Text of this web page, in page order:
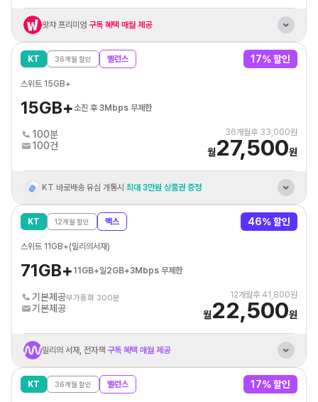
왓챠 프리미엄 구독 혜택 매월 제공
혼자 결합 해도추가데이터 평생 20GB 제공
KT 36개월 할인 밸런스 17% 할인
스위트 15GB+
15GB+소진 후 3Mbps 무제한
100분
100건
36개월후 33,000원
월27,500원
KT 바로배송 유심 개통시 최대 3만원 상품권 증정
KT 인터넷/IPTV결합시 휴대폰 요금할인
KT 12개월 할인 맥스 46% 할인
스위트 11GB+(밀리의서재)
71GB+ 11GB+일2GB+3Mbps 무제한
기본제공부가통화 300분
기본제공
12개월후 41,800원
월22,500원
밀리의 서재, 전자책 구독 혜택 매월 제공
혼자 결합 해도추가데이터 평생 20GB 제공
KT 36개월 할인 밸런스 17% 할인